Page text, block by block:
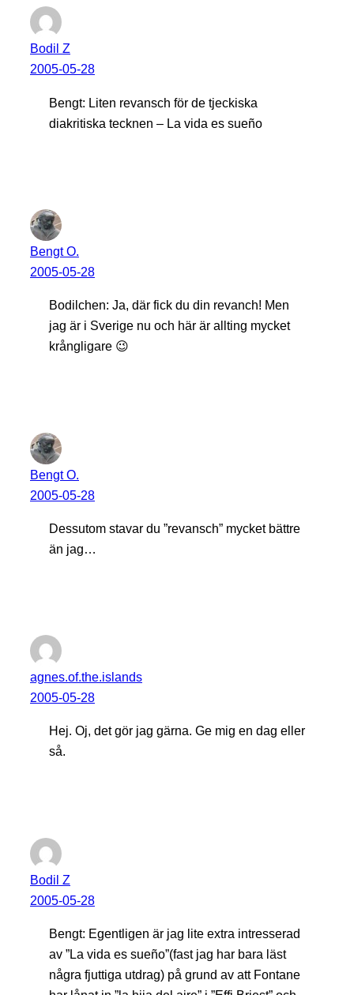
Bodil Z
2005-05-28
Bengt: Liten revansch för de tjeckiska
diakritiska tecknen – La vida es sueño
Bengt O.
2005-05-28
Bodilchen: Ja, där fick du din revanch! Men
jag är i Sverige nu och här är allting mycket
krångligare 😉
Bengt O.
2005-05-28
Dessutom stavar du ”revansch” mycket bättre
än jag…
agnes.of.the.islands
2005-05-28
Hej. Oj, det gör jag gärna. Ge mig en dag eller
så.
Bodil Z
2005-05-28
Bengt: Egentligen är jag lite extra intresserad
av ”La vida es sueño”(fast jag har bara läst
några fjuttiga utdrag) på grund av att Fontane